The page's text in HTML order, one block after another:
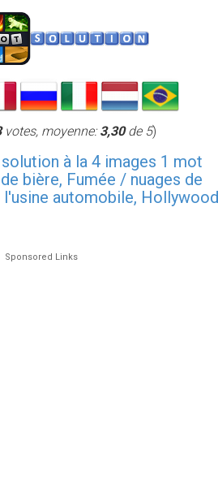
votes, moyenne:3,30de 5)
à la 4 images 1 mot
bière, Fumée / nuages ​​de
automobile,
Sponsored Links